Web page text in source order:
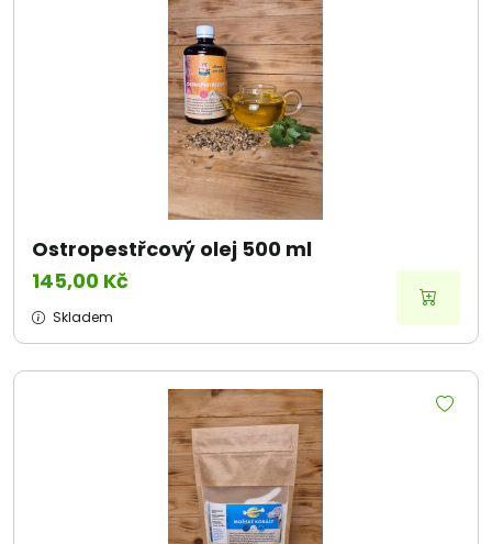
Ostropestřcový olej 500 ml
145,00 Kč
Skladem